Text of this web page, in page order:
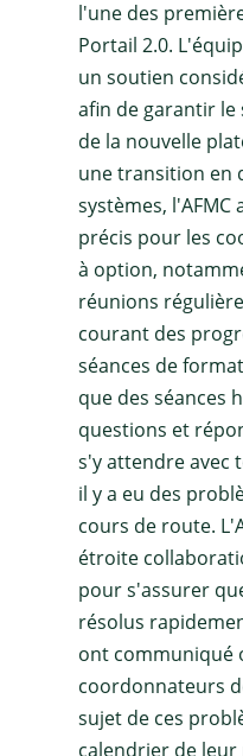
l'une des
Portail 2.0.
un soutien
afin de garantir le
de la nouvelle
une transition en
systèmes,
précis pour les
à option,
réunions
courant des
séances de
que des séances
questions et
s'y attendre avec
il y a eu des
cours de route.
étroite
pour s'assurer
résolus
ont communiqué
coordonnateurs
sujet de ces
calendrier de